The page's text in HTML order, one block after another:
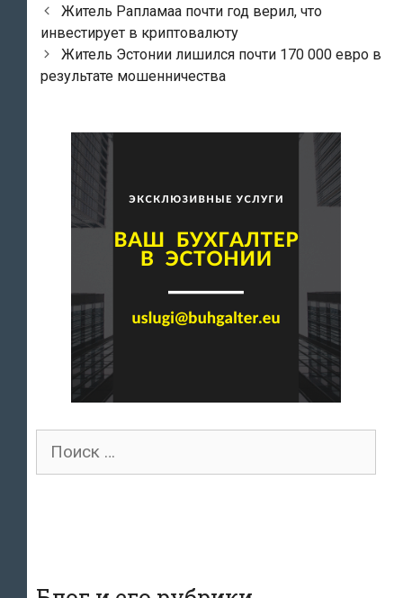
Навигация
по
записям
Житель Рапламаа почти год верил, что
инвестирует в криптовалюту
Житель Эстонии лишился почти 170 000 евро в
результате мошенничества
Поиск